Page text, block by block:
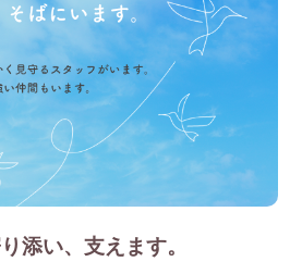
添い、支えます。